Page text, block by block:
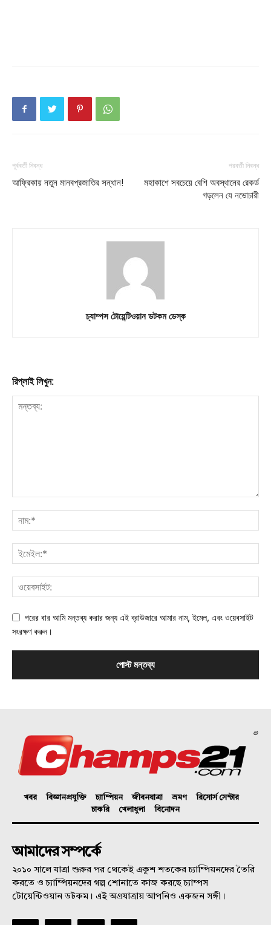
পূর্ববর্তী নিবন্ধ
আফ্রিকায় নতুন মানবপ্রজাতির সন্ধান!
পরবর্তী নিবন্ধ
মহাকাশে সবচেয়ে বেশি অবস্থানের রেকর্ড
গড়লেন যে নভোচারী
চ্যাম্পস টোয়েন্টিওয়ান ডটকম ডেস্ক
রিপ্লাই লিখুন:
পরের বার আমি মন্তব্য করার জন্য এই ব্রাউজারে আমার নাম, ইমেল, এবং ওয়েবসাইট
সংরক্ষণ করুন।
©
খবর বিজ্ঞানপ্রযুক্তি চ্যাম্পিয়ন জীবনযাত্রা ভ্রমণ
রিসোর্স সেন্টার
চাকরি
খেলাধুলা বিনোদন
আমাদের সম্পর্কে
২০১০ সালে যাত্রা শুরুর পর থেকেই একুশ শতকের চ্যাম্পিয়নদের তৈরি
করতে ও চ্যাম্পিয়নদের গল্প শোনাতে কাজ করছে চ্যাম্পস
টোয়েন্টিওয়ান ডটকম। এই অগ্রযাত্রায় আপনিও একজন সঙ্গী।